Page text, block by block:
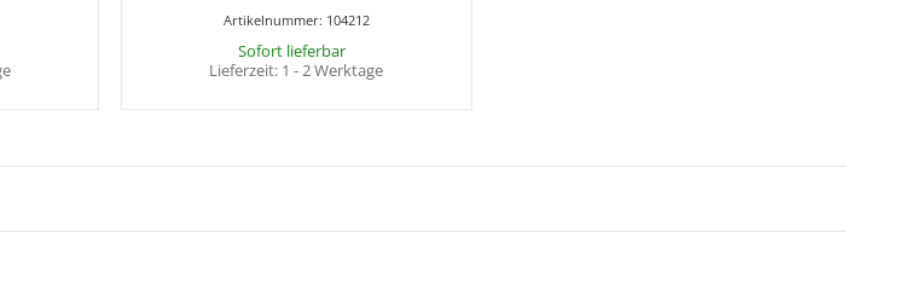
Artikelnummer: 104212
Sofort lieferbar
Lieferzeit: 1 - 2 Werktage